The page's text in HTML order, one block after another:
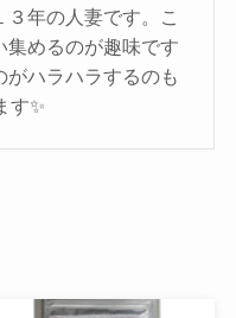
年の人妻です。こ
集めるのが趣味です
ハラハラするのも
す✨️